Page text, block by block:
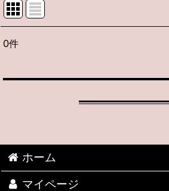
表示数
並び順:
0件
期間限定 お買い得！
ホーム
マイページ